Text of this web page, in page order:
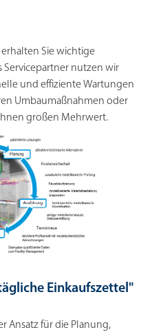
Sie wichtige
Servicepartner nutzen wir
und effiziente Wartungen
Umbaumaßnahmen oder
großen Mehrwert.
Einkaufszettel"
Ansatz für die Planung,